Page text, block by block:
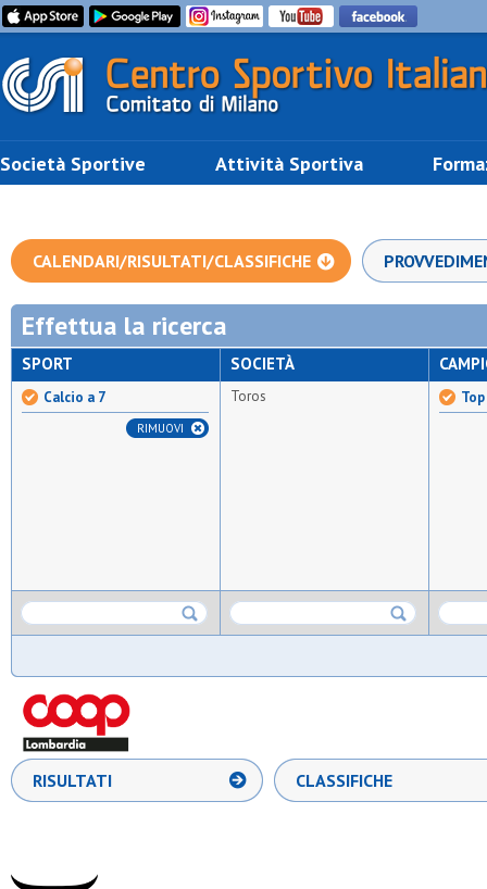
Società Sportive Attività Sportiva
CALENDARI/RISULTATI/CLASSIFICHE
Effettua la ricerca
SPORT
Calcio a 7
RIMUOVI
SOCIETÀ
Toros
RISULTATI CLASSIFICHE